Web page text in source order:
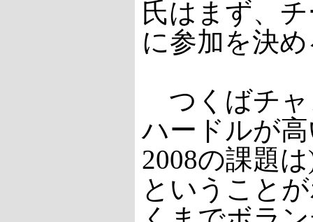
氏はまず、
に参加を決
つくばチャ
ハードルが
2008の課題
ということ